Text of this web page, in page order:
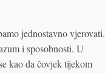
jednostavno vjerovati.
i sposobnosti. U
kao da čovjek tijekom